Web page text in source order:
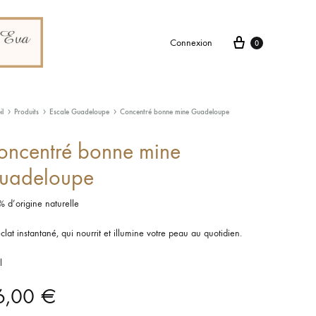
Connexion 0
Produits Escale Guadeloupe Concentré bonne mine Guadeloupe
bonne mine
d’origine naturelle
instantané, qui nourrit et illumine votre peau au quotidien.
€